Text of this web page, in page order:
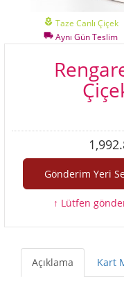
local_florist Taze Canlı Çiçek
local_shipping Aynı Gün Teslim
↑ Lütfen
Açıklama Kart